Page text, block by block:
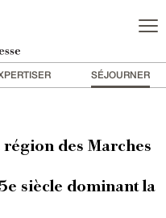
SÉJOURNER
des Marches
siècle dominant la